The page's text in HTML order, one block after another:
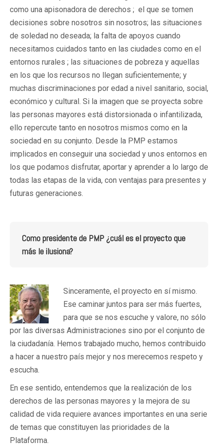
como una apisonadora de derechos ; el que se tomen
decisiones sobre nosotros sin nosotros; las situaciones
de soledad no deseada; la falta de apoyos cuando
necesitamos cuidados tanto en las ciudades como en el
entornos rurales ; las situaciones de pobreza y aquellas
en los que los recursos no llegan suficientemente; y
muchas discriminaciones por edad a nivel sanitario, social,
económico y cultural. Si la imagen que se proyecta sobre
las personas mayores está distorsionada o infantilizada,
ello repercute tanto en nosotros mismos como en la
sociedad en su conjunto. Desde la PMP estamos
implicados en conseguir una sociedad y unos entornos en
los que podamos disfrutar, aportar y aprender a lo largo de
todas las etapas de la vida, con ventajas para presentes y
futuras generaciones.
Como presidente de PMP ¿cuál es el proyecto que
más le ilusiona?
Sinceramente, el proyecto en sí mismo.
Ese caminar juntos para ser más fuertes,
para que se nos escuche y valore, no sólo
por las diversas Administraciones sino por el conjunto de
la ciudadanía. Hemos trabajado mucho, hemos contribuido
a hacer a nuestro país mejor y nos merecemos respeto y
escucha.
En ese sentido, entendemos que la realización de los
derechos de las personas mayores y la mejora de su
calidad de vida requiere avances importantes en una serie
de temas que constituyen las prioridades de la
Plataforma.